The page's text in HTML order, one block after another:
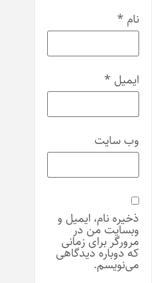
نام *
ایمیل *
وب‌ سایت
ذخیره نام، ایمیل و
وبسایت من در
مرورگر برای زمانی
که دوباره دیدگاهی
می‌نویسم.